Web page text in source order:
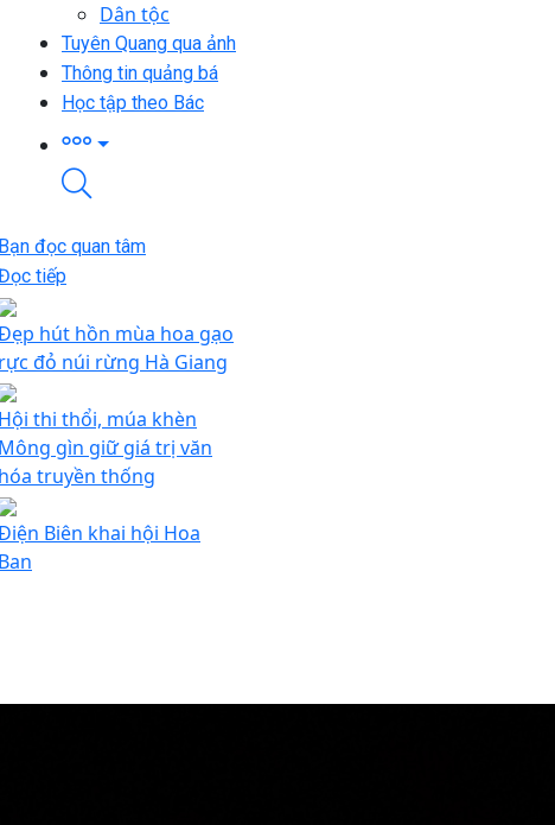
Dân tộc
Tuyên Quang qua ảnh
Thông tin quảng bá
Học tập theo Bác
Bạn đọc quan tâm
tiếp
hút hồn mùa hoa gạo
rực đỏ núi rừng Hà Giang
Hội thi thổi, múa khèn
Mông gìn giữ giá trị văn
hóa truyền thống
Biên khai hội Hoa
Ban